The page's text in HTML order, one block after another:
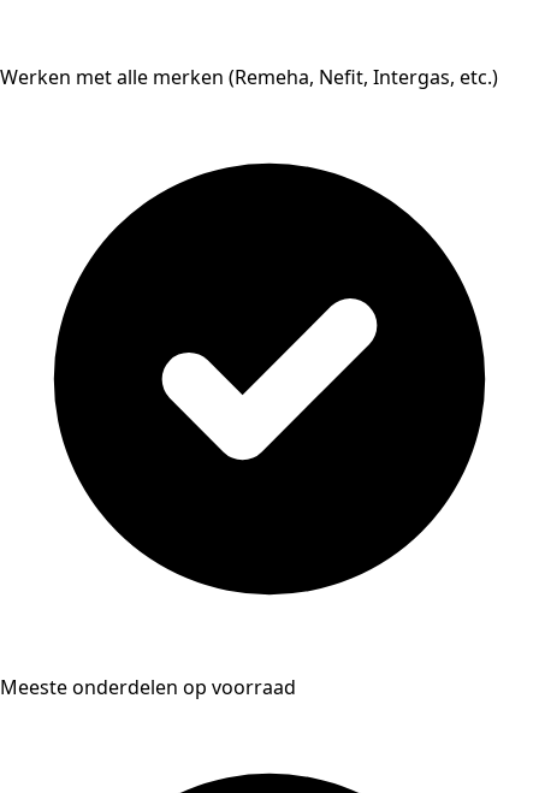
Werken met alle merken (Remeha, Nefit, Intergas, etc.)
Meeste onderdelen op voorraad